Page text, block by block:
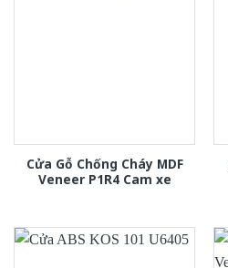
Cửa Gỗ Chống Cháy MDF
Veneer P1R4 Cam xe